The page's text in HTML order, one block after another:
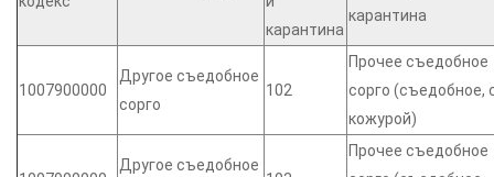
карантина
карантина
1007900000
Другое съедобное
сорго
102
Прочее съедобное
сорго (съедобное,
кожурой)
Другое съедобное
Прочее съедобное